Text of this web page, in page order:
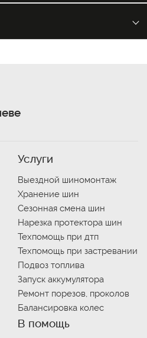
Услуги
Выездной шиномонтаж
Хранение шин
Сезонная смена шин
Нарезка протектора шин
Техпомощь при дтп
Техпомощь при застревании
Подвоз топлива
Запуск аккумулятора
Ремонт порезов, проколов
Балансировка колес
В помощь